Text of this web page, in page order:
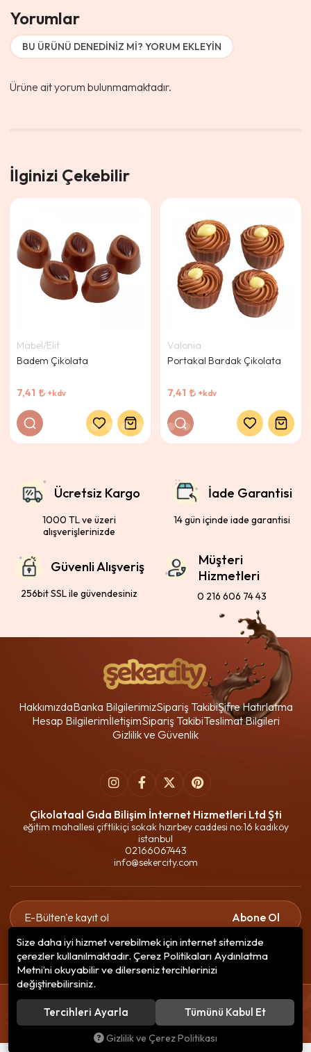
Yorumlar
BU ÜRÜNÜ DENEDINIZ MI? YORUM EKLEYIN
Ürüne ait yorum bulunmamaktadır.
İlginizi Çekebilir
Mabel/Elit
Badem Çikolata
7,41 +kdv
Valonia
Portakal Bardak Çikolata
7,41 +kdv
Ücretsiz Kargo
1000 TL ve üzeri
alışverişlerinizde
İade Garantisi
14 gün içinde iade garantisi
Güvenli Alışveriş
256bit SSL ile güvendesiniz
Müşteri
Hizmetleri
0 216 606 74 43
HakkımızdaBanka BilgilerimizSipariş TakibiŞifre Hatırlatma
Hesap BilgilerimİletişimSipariş TakibiTeslimat Bilgileri
Gizlilik ve Güvenlik
Çikolataal Gıda Bilişim İnternet Hizmetleri Ltd Şti
eğitim mahallesi çiftlikiçi sokak hızırbey caddesi no:16 kadıköy
istanbul
02166067443
info@sekercity.com
Abone Ol
Gizlilik politikasınıokudum ve elektronik posta almayı kabul
ediyorum.
© 2020Çikolataal Gıda Bilişim. Tüm hakları saklıdır.
256 BitSSLEncryption
Size daha iyi hizmet verebilmek için internet sitemizde
çerezler kullanılmaktadır. Çerez Politikaları Aydınlatma
Metni’ni okuyabilir ve dilerseniz tercihlerinizi
değiştirebilirsiniz.
Tercihleri Ayarla Tümünü Kabul Et
Gizlilik ve Çerez Politikası